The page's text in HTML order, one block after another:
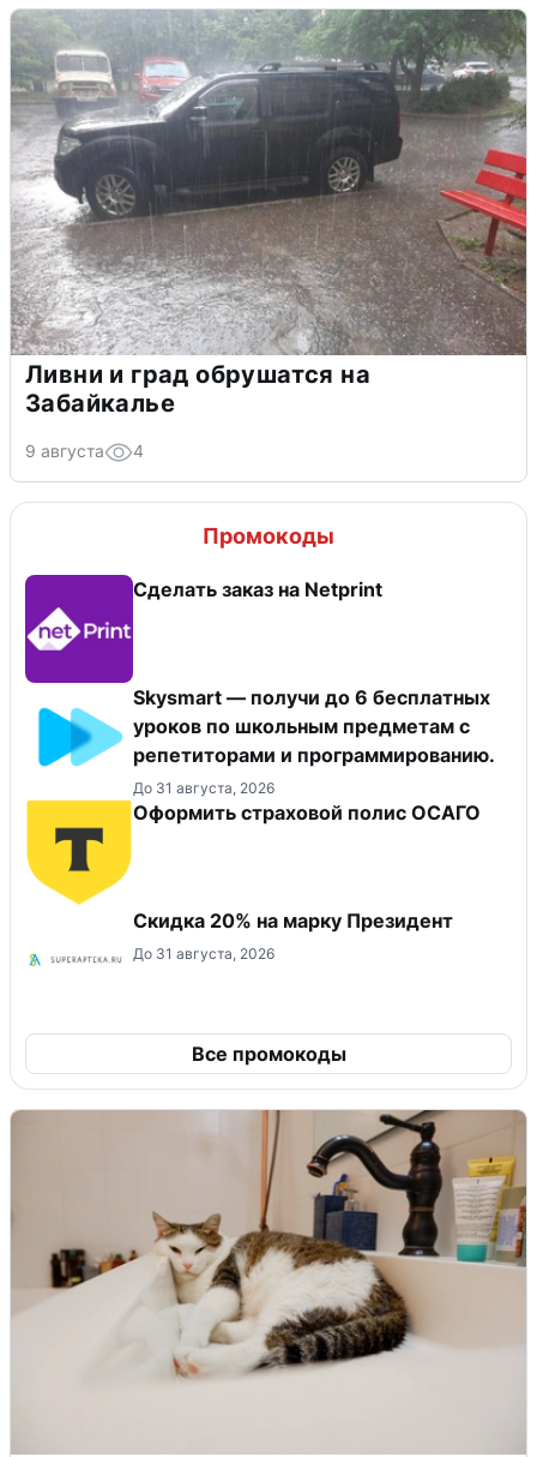
Ливни и град обрушатся на
Забайкалье
9 августа 4
Промокоды
Сделать заказ на Netprint
Skysmart — получи до 6 бесплатных
уроков по школьным предметам с
репетиторами и программированию.
До 31 августа, 2026
Оформить страховой полис ОСАГО
Скидка 20% на марку Президент
До 31 августа, 2026
Все промокоды